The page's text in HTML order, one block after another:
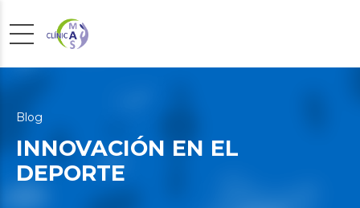
Blog
INNOVACIÓN EN EL
DEPORTE